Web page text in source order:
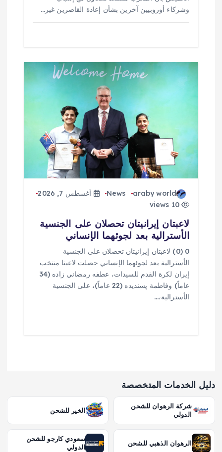
وشركاء أوروبيين آخرين بشأن إعادة القاصرين غير…
araby world
News
أغسطس 7, 2026
10 views
لاعبتان إيرانيتان تحصلان على الجنسية
الأسترالية بعد لجوئهما الإنساني
0 (0) لاعبتان إيرانيتان تحصلان على الجنسية
الأسترالية بعد لجوئهما الإنساني حصلت لاعبتا منتخب
إيران لكرة القدم للسيدات، عطفه رمضاني زاده (34
عاماً) وفاطمة پسنديده (22 عاماً)، على الجنسية
الأسترالية،…
دليل الخدمات المتخصصة
شركة الرهوان للشحن
الدولي
الخير للشحن
الرهوان الذهبي للشحن
سعودي كارجو للشحن
الدولي